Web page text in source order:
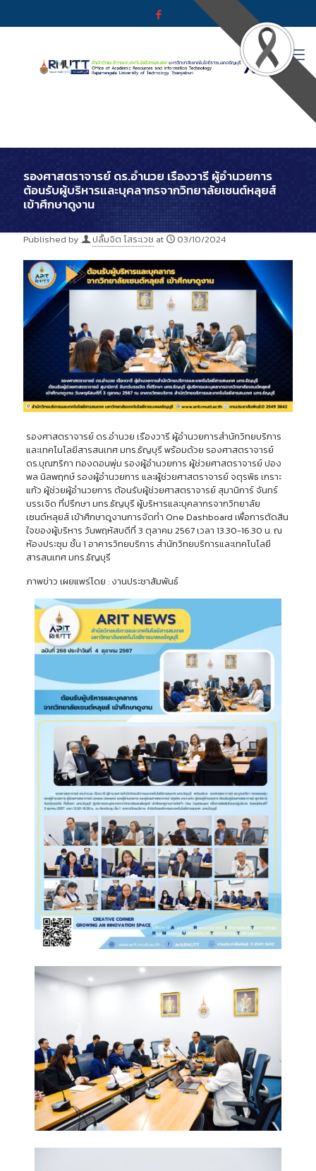
รองศาสตราจารย์ ดร.อำนวย เรืองวารี ผู้อำนวยการ
ต้อนรับผู้บริหารและบุคลากรจากวิทยาลัยเซนต์หลุยส์
เข้าศึกษาดูงาน
Published by ปลื้มจิต โสระเวช at 03/10/2024
รองศาสตราจารย์ ดร.อำนวย เรืองวารี ผู้อำนวยการสำนักวิทยบริการ
และเทคโนโลยีสารสนเทศ มทร.ธัญบุรี พร้อมด้วย รองศาสตราจารย์
ดร.บุณฑริกา ทองดอนพุ่ม รองผู้อำนวยการ ผู้ช่วยศาสตราจารย์ ปอง
พล นิลพฤกษ์ รองผู้อำนวยการ และผู้ช่วยศาสตราจารย์ จตุรพิธ เกราะ
แก้ว ผู้ช่วยผู้อำนวยการ ต้อนรับผู้ช่วยศาสตราจารย์ สุมานิการ์ จันทร์
บรรเจิด ที่ปรึกษา มทร.ธัญบุรี ผู้บริหารและบุคลากรจากวิทยาลัย
เซนต์หลุยส์ เข้าศึกษาดูงานการจัดทำ One Dashboard เพื่อการตัดสิน
ใจของผู้บริหาร วันพฤหัสบดีที่ 3 ตุลาคม 2567 เวลา 13.30-16.30 น. ณ
ห้องประชุม ชั้น 1 อาคารวิทยบริการ สำนักวิทยบริการและเทคโนโลยี
สารสนเทศ มทร.ธัญบุรี
ภาพข่าว เผยแพร่โดย : งานประชาสัมพันธ์